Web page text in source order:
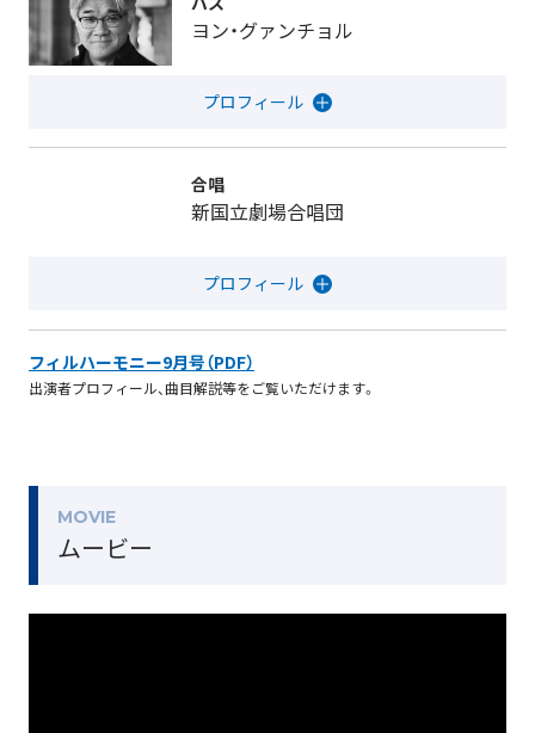
ヨン・グァンチョル
合唱
新国立劇場合唱団
フィルハーモニー9月号（PDF）
出演者プロフィール、曲目解説等をご覧いただけます。
MOVIE
ムービー